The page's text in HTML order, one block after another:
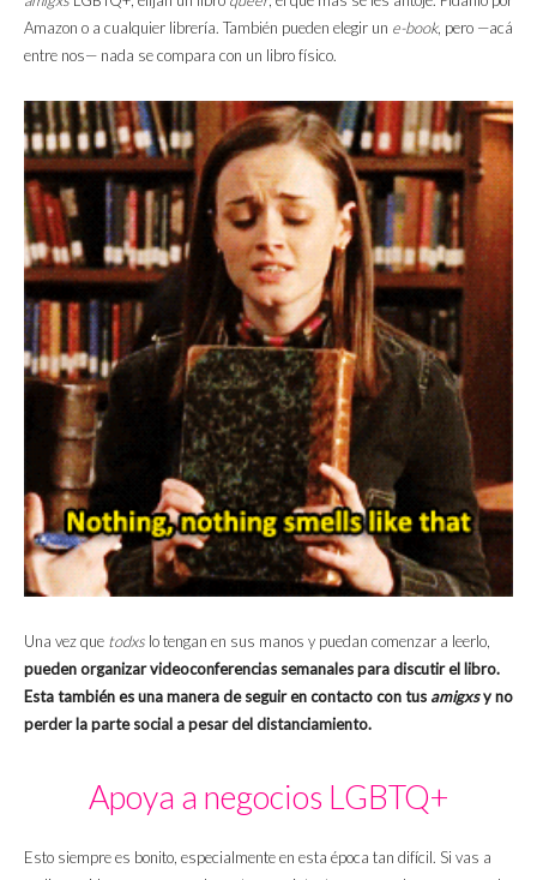
Amazon o a cualquier librería. También pueden elegir un e-book, pero —acá
entre nos— nada se compara con un libro físico.
Una vez que todxs lo tengan en sus manos y puedan comenzar a leerlo,
pueden organizar videoconferencias semanales para discutir el libro.
Esta también es una manera de seguir en contacto con tus amigxsy no
perder la parte social a pesar del distanciamiento.
Apoya a negocios LGBTQ+
Esto siempre es bonito, especialmente en esta época tan difícil. Si vas a